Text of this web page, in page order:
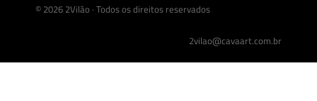
© 2026 2Vilão · Todos os direitos reservados
2vilao@cavaart.com.br